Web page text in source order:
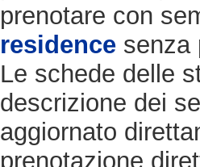
prenotare con
residence senza
Le schede delle
descrizione dei
aggiornato
prenotazione